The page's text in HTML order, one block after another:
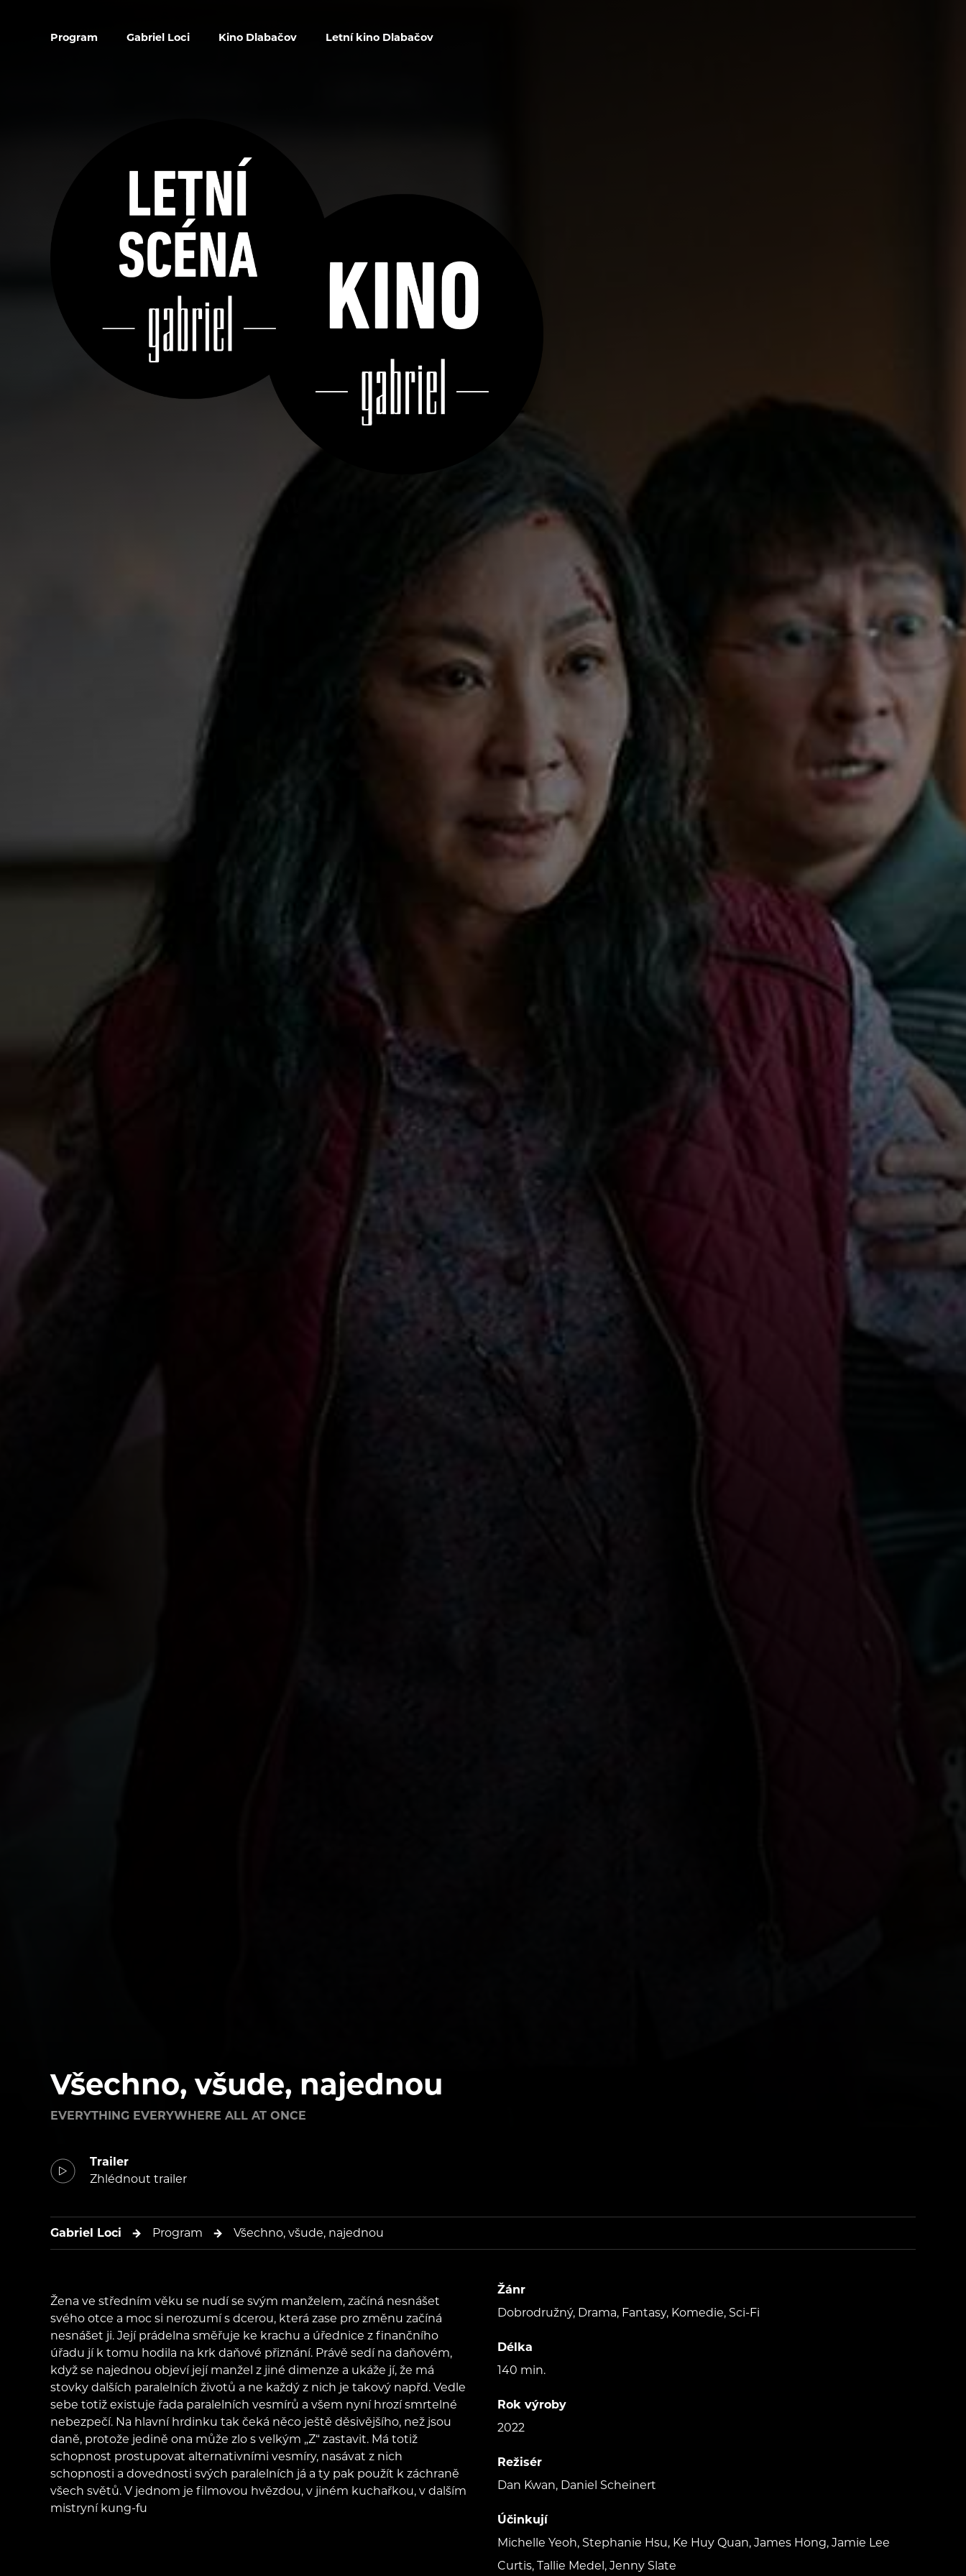
Program Gabriel Loci Kino Dlabačov Letní kino Dlabačov
Všechno, všude, najednou
EVERYTHING EVERYWHERE ALL AT ONCE
Trailer
Zhlédnout trailer
Gabriel Loci Program Všechno, všude, najednou
Žena ve středním věku se nudí se svým manželem, začíná nesnášet
svého otce a moc si nerozumí s dcerou, která zase pro změnu začíná
nesnášet ji. Její prádelna směřuje ke krachu a úřednice z finančního
úřadu jí k tomu hodila na krk daňové přiznání. Právě sedí na daňovém,
když se najednou objeví její manžel z jiné dimenze a ukáže jí, že má
stovky dalších paralelních životů a ne každý z nich je takový napřd. Vedle
sebe totiž existuje řada paralelních vesmírů a všem nyní hrozí smrtelné
nebezpečí. Na hlavní hrdinku tak čeká něco ještě děsivějšího, než jsou
daně, protože jedině ona může zlo s velkým „Z“ zastavit. Má totiž
schopnost prostupovat alternativními vesmíry, nasávat z nich
schopnosti a dovednosti svých paralelních já a ty pak použít k záchraně
všech světů. V jednom je filmovou hvězdou, v jiném kuchařkou, v dalším
mistryní kung-fu
Žánr
Dobrodružný, Drama, Fantasy, Komedie, Sci-Fi
Délka
140 min.
Rok výroby
2022
Režisér
Dan Kwan, Daniel Scheinert
Účinkují
Michelle Yeoh, Stephanie Hsu, Ke Huy Quan, James Hong, Jamie Lee
Curtis, Tallie Medel, Jenny Slate